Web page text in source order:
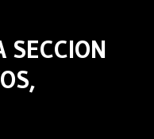
SECCION